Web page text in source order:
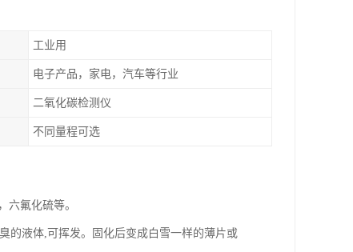
工业用
电子产品，家电，汽车等行业
二氧化碳检测仪
不同量程可选
六氟化硫等。
的液体,可挥发。固化后变成白雪一样的薄片或